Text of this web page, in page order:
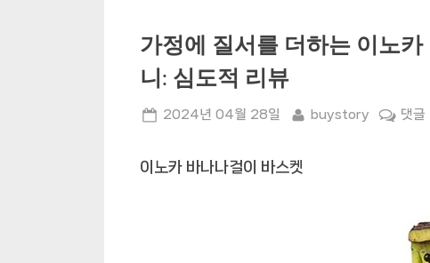
가정에 질서를 더하는 이노
니: 심도적 리뷰
Posted
2024년 04월 28일 By
buystory
가
를
더
댓글
이노카 바나나걸이 바스켓